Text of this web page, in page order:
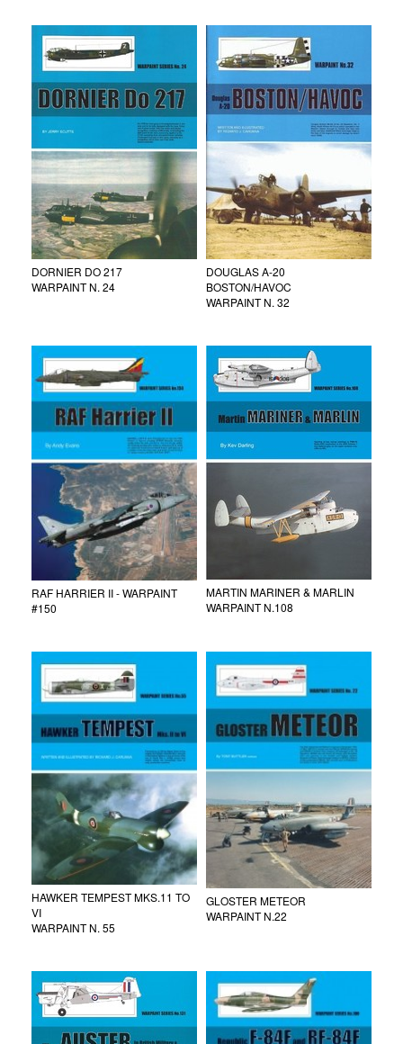
DORNIER DO 217
WARPAINT N. 24
DOUGLAS A-20
BOSTON/HAVOC
WARPAINT N. 32
RAF HARRIER II - WARPAINT
#150
MARTIN MARINER & MARLIN
WARPAINT N.108
HAWKER TEMPEST MKS.11 TO
VI
WARPAINT N. 55
GLOSTER METEOR
WARPAINT N.22